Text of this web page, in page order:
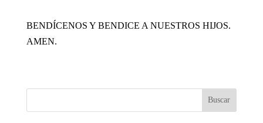
BENDÍCENOS Y BENDICE A NUESTROS HIJOS.
AMEN.
Buscar